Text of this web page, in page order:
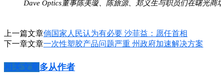
Dave Optics董事陈美璇、陈旅源、郑义生与职员们在曙光商
上一篇文章倘国家人民认为有必要 沙菲益：愿任首相
下一章文章一次性塑胶产品问题严重 州政府加速解决方案
相关文章多从作者